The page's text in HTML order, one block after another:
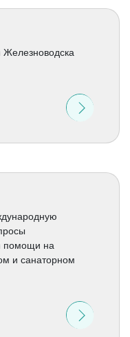
Железноводска
помощи на
и санаторном